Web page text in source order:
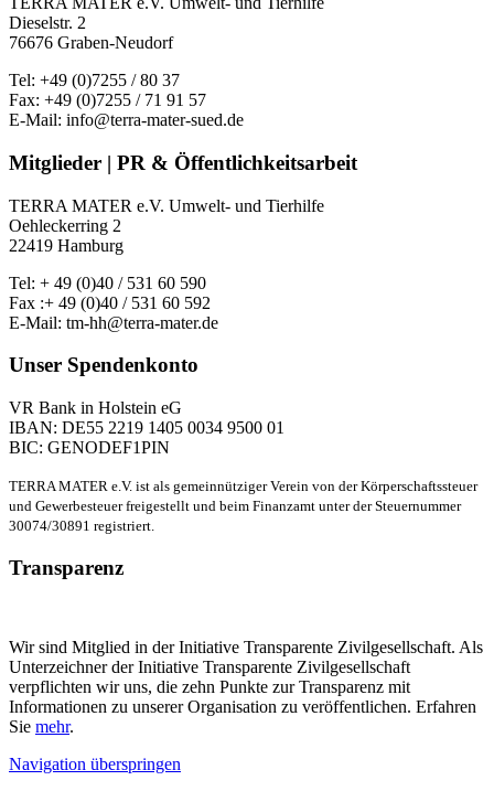
Dieselstr. 2
76676 Graben-Neudorf
Tel: +49 (0)7255 / 80 37
Fax: +49 (0)7255 / 71 91 57
E-Mail: info@terra-mater-sued.de
Mitglieder | PR & Öffentlichkeitsarbeit
TERRA MATER e.V. Umwelt- und Tierhilfe
Oehleckerring 2
22419 Hamburg
Tel: + 49 (0)40 / 531 60 590
Fax :+ 49 (0)40 / 531 60 592
E-Mail: tm-hh@terra-mater.de
Unser Spendenkonto
VR Bank in Holstein eG
IBAN: DE55 2219 1405 0034 9500 01
BIC: GENODEF1PIN
TERRA MATER e.V. ist als gemeinnütziger Verein von der Körperschaftssteuer
und Gewerbesteuer freigestellt und beim Finanzamt unter der Steuernummer
30074/30891 registriert.
Transparenz
Wir sind Mitglied in der Initiative Transparente Zivilgesellschaft. Als
Unterzeichner der Initiative Transparente Zivilgesellschaft
verpflichten wir uns, die zehn Punkte zur Transparenz mit
Informationen zu unserer Organisation zu veröffentlichen. Erfahren
Sie mehr.
Navigation überspringen